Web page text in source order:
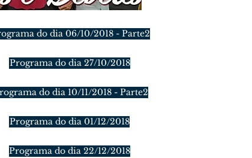
do dia 06/10/2018 - Parte2
Programa do dia 27/10/2018
do dia 10/11/2018 - Parte2
Programa do dia 01/12/2018
Programa do dia 22/12/2018